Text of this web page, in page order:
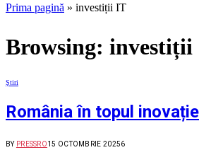
Prima pagină » investiții IT
Browsing: investiții
Știri
România în topul
BY PRESSRO15 OCTOMBRIE 20256